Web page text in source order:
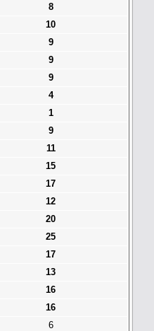
8
10
9
9
9
4
1
9
11
15
17
12
20
25
17
13
16
16
6